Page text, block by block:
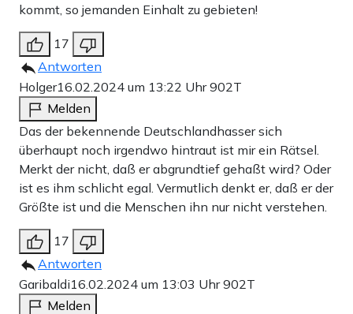
kommt, so jemanden Einhalt zu gebieten!
17
Antworten
Holger16.02.2024 um 13:22 Uhr902T
Melden
Das der bekennende Deutschlandhasser sich
überhaupt noch irgendwo hintraut ist mir ein Rätsel.
Merkt der nicht, daß er abgrundtief gehaßt wird? Oder
ist es ihm schlicht egal. Vermutlich denkt er, daß er der
Größte ist und die Menschen ihn nur nicht verstehen.
17
Antworten
Garibaldi16.02.2024 um 13:03 Uhr902T
Melden